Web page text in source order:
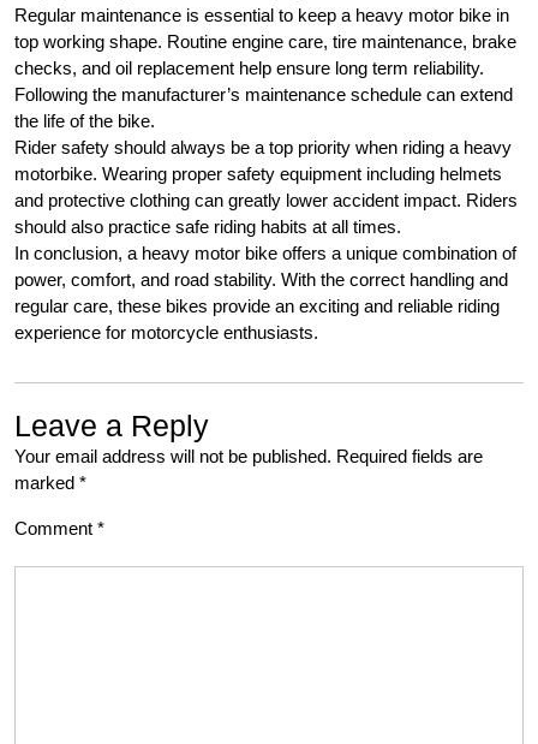
Regular maintenance is essential to keep a heavy motor bike in
top working shape. Routine engine care, tire maintenance, brake
checks, and oil replacement help ensure long term reliability.
Following the manufacturer’s maintenance schedule can extend
the life of the bike.
Rider safety should always be a top priority when riding a heavy
motorbike. Wearing proper safety equipment including helmets
and protective clothing can greatly lower accident impact. Riders
should also practice safe riding habits at all times.
In conclusion, a heavy motor bike offers a unique combination of
power, comfort, and road stability. With the correct handling and
regular care, these bikes provide an exciting and reliable riding
experience for motorcycle enthusiasts.
Leave a Reply
Your email address will not be published. Required fields are
marked *
Comment *